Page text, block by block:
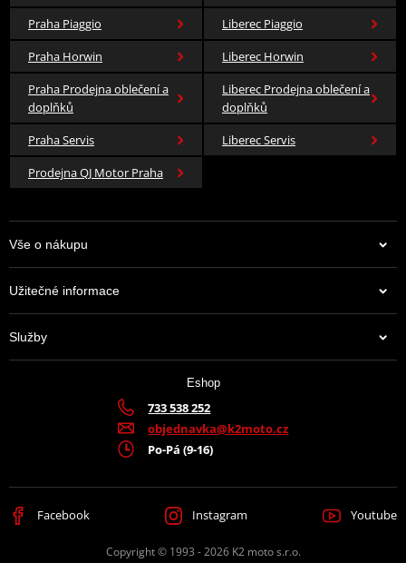
Praha Piaggio
Liberec Piaggio
Praha Horwin
Liberec Horwin
Praha Prodejna oblečení a
doplňků
Liberec Prodejna oblečení a
doplňků
Praha Servis
Liberec Servis
Prodejna QJ Motor Praha
Vše o nákupu
Užitečné informace
Služby
Eshop
733 538 252
objednavka@k2moto.cz
Po-Pá (9-16)
Facebook Instagram Youtube
Copyright © 1993 - 2026 K2 moto s.r.o.